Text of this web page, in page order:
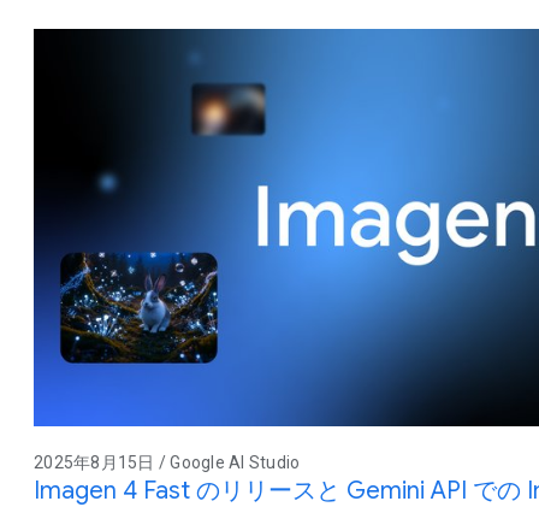
2025年8月15日 / Google AI Studio
Imagen 4 Fast のリリースと Gemini API での